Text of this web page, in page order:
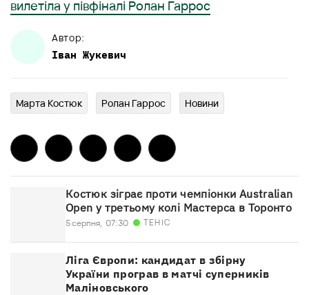
вилетіла у півфіналі Ролан Гаррос
Автор:
Іван Жукевич
Марта Костюк Ролан Гаррос Новини
Костюк зіграє проти чемпіонки Australian
Open у третьому колі Мастерса в Торонто
5 серпня, 07:30 ТЕНІС
Ліга Європи: кандидат в збірну
України програв в матчі суперників
Маліновського